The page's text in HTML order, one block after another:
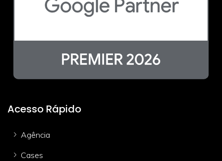
Acesso Rápido
Agência
Cases